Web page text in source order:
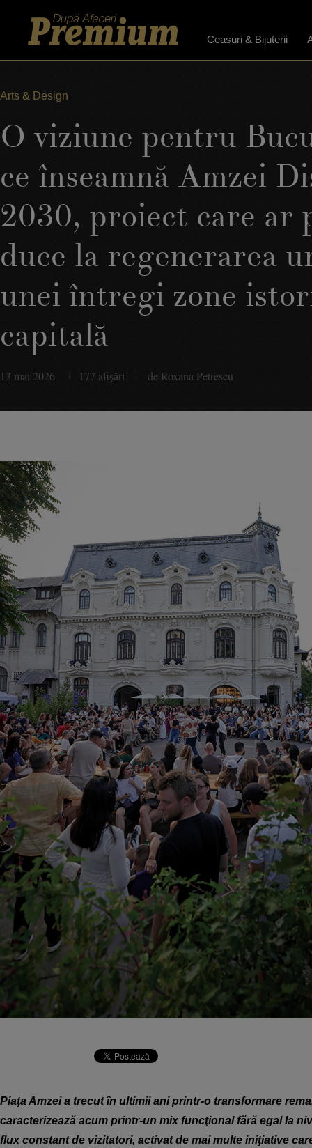
Ceasuri & Bijuterii
Arts & Design
O viziune pentru
ce înseamnă Amzei
2030, proiect care ar
duce la regenerarea
unei întregi zone
capitală
13 mai 2026 177 afişări de Roxana Petrescu
Piaţa Amzei a trecut în ultimii ani printr-o transformare
caracterizează acum printr-un mix funcţional fără egal la
flux constant de vizitatori, activat de mai multe iniţiative